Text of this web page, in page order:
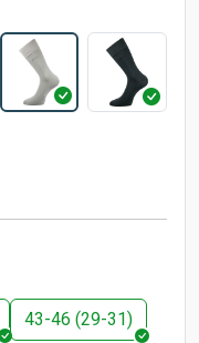
43-46 (29-31)